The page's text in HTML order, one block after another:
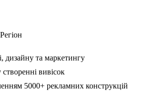
дизайну та маркетингу
створенні вивісок
5000+ рекламних конструкцій